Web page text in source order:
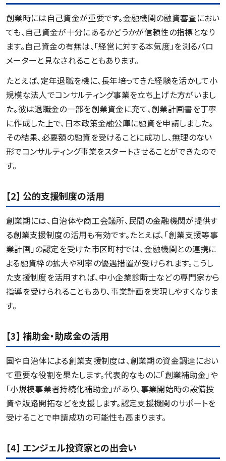
創業時には自己資金が重要です。金融機関の融資審査におい
ても、自己資金が十分にあるかどうかが信頼性の指標となり
ます。自己資金の有無は、「経営に対する本気度」を測るバロ
メーターと見なされることもあります。
たとえば、定年退職を機に、長年培ってきた経験を活かして小
規模な法人でコンサルティング事業を立ち上げた方がいまし
た。彼は退職金の一部を創業資金に充て、創業計画書を丁寧
に作成した上で、日本政策金融公庫に融資を申請しました。
その結果、必要額の融資を受けることに成功し、無理のない
形でコンサルティング事業をスタートさせることができたので
す。
【2】 公的支援制度の活用
創業期には、自治体や商工会議所、民間の金融機関が提供す
る創業支援制度の活用も有効です。たとえば、「創業支援等事
業計画」の認定を受けた市区町村では、金融機関との連携に
よる融資枠の拡大や利率の優遇措置が受けられます。こうし
た支援制度を活用すれば、中小企業診断士などの専門家から
指導を受けられることもあり、事業計画を実現しやすくなりま
す。
【3】 補助金・助成金の活用
国や自治体による創業支援制度は、創業期の資金調達におい
て重要な役割を果たします。代表的なものに「創業補助金」や
「小規模事業者持続化補助金」があり、事業開始時の設備投
資や販路開拓などを支援します。認定支援機関のサポートを
受けることで申請成功の可能性も高まります。
【4】 エンジェル投資家との出会い